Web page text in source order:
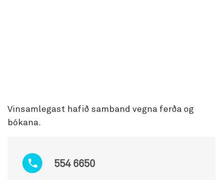
554 6650
Vinsamlegast hafið samband vegna ferða og
bókana.